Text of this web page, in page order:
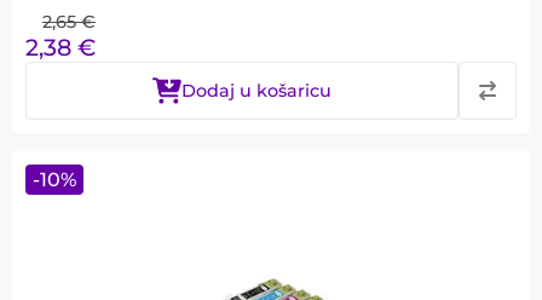
2,65 €
2,38 €
Dodaj u košaricu
-10%